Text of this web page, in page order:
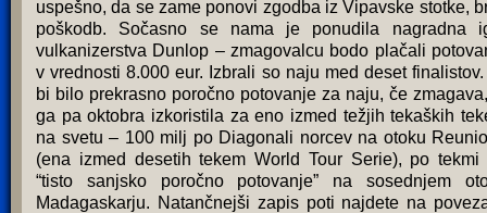
uspešno, da se zame ponovi zgodba iz Vipavske stotke,
poškodb. Sočasno se nama je ponudila nagradna
vulkanizerstva Dunlop – zmagovalcu bodo plačali
v vrednosti 8.000 eur. Izbrali so naju med deset finalistov.
bi bilo prekrasno poročno potovanje za naju, če
ga pa oktobra izkoristila za eno izmed težjih tekaških
na svetu – 100 milj po Diagonali norcev na otoku
(ena izmed desetih tekem World Tour Serie), po tekmi
“tisto sanjsko poročno potovanje” na sosednjem
Madagaskarju. Natančnejši zapis poti najdete na